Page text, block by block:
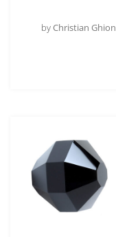
byChristian Ghion